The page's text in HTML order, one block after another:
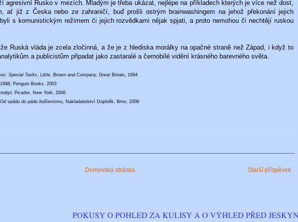
agresivní Rusko v mezích. Mladým je třeba ukázat, nejlépe na příkladech kterých je více než dost,
ať již z Česka nebo ze zahraničí, buď prošli ostrým brainwashingem na jehož překonání jejich
s komunistickým režimem či jejich rozvědkami nějak spjati, a proto nemohou či nechtějí ruskou
Ruská vláda je zcela zločinná, a že je z hlediska morálky na opačné straně než Západ, i když to
a publicistům připadat jako zastaralé a černobílé vidění krásného barevného světa.
Special Tasks , Little, Brown and Company, Great Britain, 1994
, Penguin Books, 2003
, Picador, New York, 2006
vpádu do pádu bolševismu , Nakladatelství Doplněk, Brno, 2008
Starší příspěvek
Domovská stránka
POKUSY O POHLED ZA KULISY A O VÝHLED PŘED